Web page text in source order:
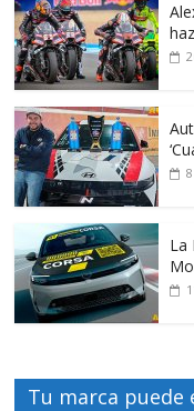
La
Tu marca puede